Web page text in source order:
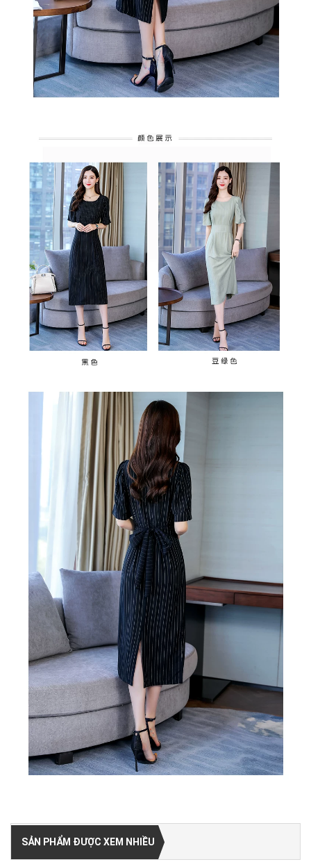
SẢN PHẨM ĐƯỢC XEM NHIỀU